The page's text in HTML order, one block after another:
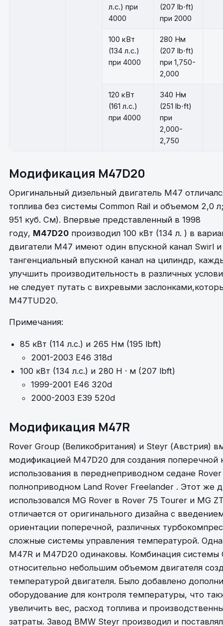
л.с.) при
4000
(207 lb⋅ft)
при 2000
100 кВт
(134 л.с.)
при 4000
280 Нм
(207 lb⋅ft)
при 1,750-
2,000
120 кВт
(161 л.с.)
при 4000
340 Нм
(251 lb⋅ft)
при
2,000-
2,750
Модификация M47D20
Оригинальный дизельный двигатель M47
топлива без системы Common Rail и объемом 2,0
951 куб. См). Впервые представленный в 1998
году, M47D20 производил 100 кВт (134 л. ) в
двигатели M47 имеют один впускной канал Swirl
тангенциальный впускной канал на цилиндр,
улучшить производительность в различных
не следует путать с вихревыми
M47TUD20.
Примечания:
85 кВт (114 л.с.) и 265 Нм (195 lbft)
2001-2003 E46 318d
100 кВт (134 л.с.) и 280 Н · м (207 lbft)
1999-2001 E46 320d
2000-2003 E39 520d
Модификация M47R
Rover Group (Великобритания) и Steyr (Австрия)
модификацией M47D20 для создания поперечной
использования в переднеприводном седане
полноприводном Land Rover Freelander . Этот же
использовался MG Rover в Rover 75 Tourer и MG
отличается от оригинального дизайна с
ориентации поперечной, различных
сложные системы управления температурой.
M47R и M47D20 одинаковы. Комбинация системы
относительно небольшим объемом двигателя
температурой двигателя. Было добавлено
оборудование для контроля температуры, что
увеличить вес, расход топлива и
затраты. Завод BMW Steyr производил и